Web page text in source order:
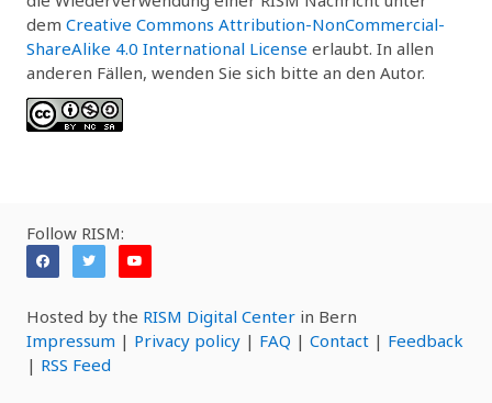
dem Creative Commons Attribution-NonCommercial-
ShareAlike 4.0 International License erlaubt. In allen
anderen Fällen, wenden Sie sich bitte an den Autor.
Follow RISM:
Hosted by the RISM Digital Center in Bern
Impressum | Privacy policy | FAQ | Contact | Feedback
| RSS Feed